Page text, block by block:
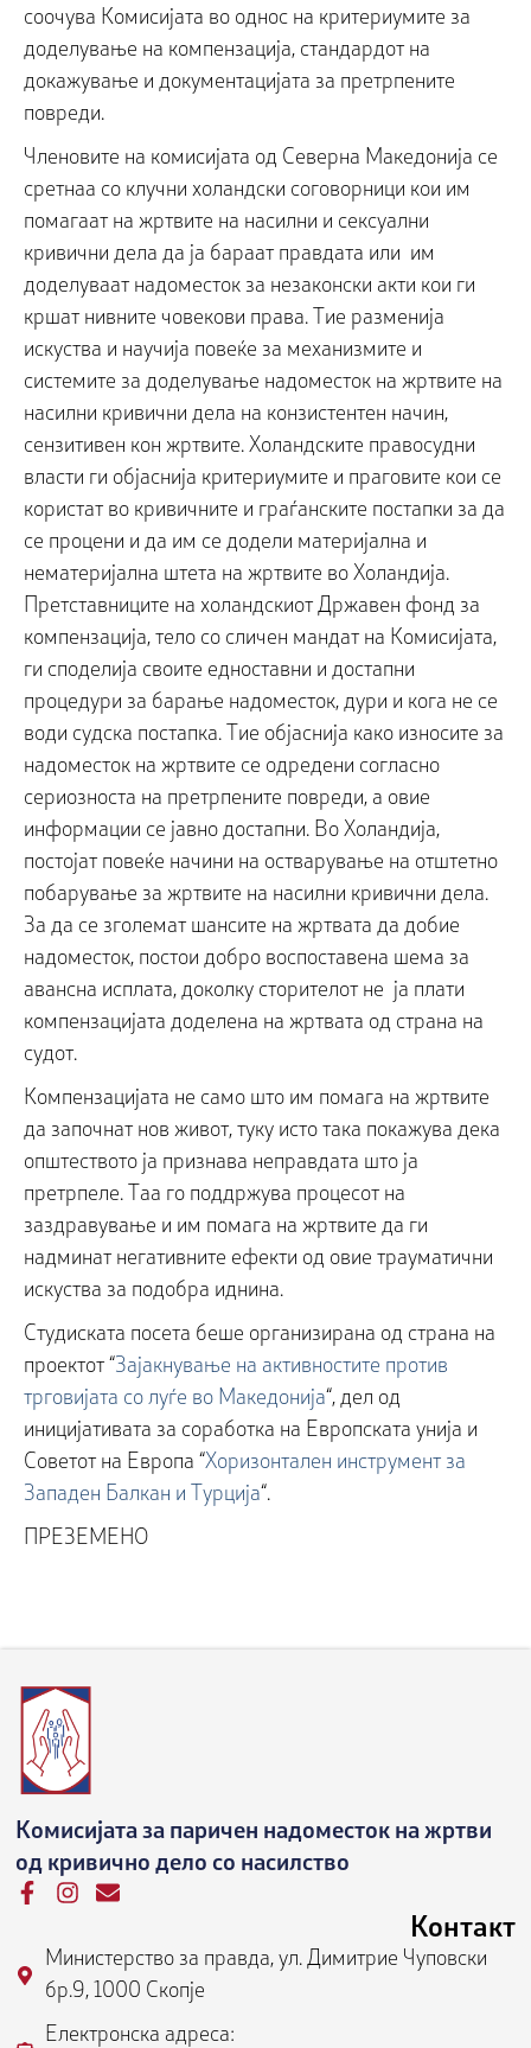
соочува Комисијата во однос на критериумите за
доделување на компензација, стандардот на
докажување и документацијата за претрпените
повреди.
Членовите на комисијата од Северна Македонија се
сретнаа со клучни холандски соговорници кои им
помагаат на жртвите на насилни и сексуални
кривични дела да ја бараат правдата или им
доделуваат надоместок за незаконски акти кои ги
кршат нивните човекови права. Тие разменија
искуства и научија повеќе за механизмите и
системите за доделување надоместок на жртвите на
насилни кривични дела на конзистентен начин,
сензитивен кон жртвите. Холандските правосудни
власти ги објаснија критериумите и праговите кои се
користат во кривичните и граѓанските постапки за да
се процени и да им се додели материјална и
нематеријална штета на жртвите во Холандија.
Претставниците на холандскиот Државен фонд за
компензација, тело со сличен мандат на Комисијата,
ги споделија своите едноставни и достапни
процедури за барање надоместок, дури и кога не се
води судска постапка. Тие објаснија како износите за
надоместок на жртвите се одредени согласно
сериозноста на претрпените повреди, а овие
информации се јавно достапни. Во Холандија,
постојат повеќе начини на остварување на отштетно
побарување за жртвите на насилни кривични дела.
За да се зголемат шансите на жртвата да добие
надоместок, постои добро воспоставена шема за
авансна исплата, доколку сторителот не ја плати
компензацијата доделена на жртвата од страна на
судот.
Компензацијата не само што им помага на жртвите
да започнат нов живот, туку исто така покажува дека
општеството ја признава неправдата што ја
претрпеле. Таа го поддржува процесот на
заздравување и им помага на жртвите да ги
надминат негативните ефекти од овие трауматични
искуства за подобра иднина.
Студиската посета беше организирана од страна на
проектот “Зајакнување на активностите против
трговијата со луѓе во Македонија“, дел од
иницијативата за соработка на Европската унија и
Советот на Европа “Хоризонтален инструмент за
Западен Балкан и Турција“.
ПРЕЗЕМЕНО
Комисијата за паричен надоместок на жртви
од кривично дело со насилство
F
e
b
I
t
a
r
E
e
l
p
Контакт
Министерство за правда, ул. Димитрие Чуповски
бр.9, 1000 Скопје
Електронска адреса: